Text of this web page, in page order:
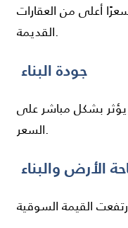
أعلى من العقارات
القديمة.
جودة البناء
بشكل مباشر على
السعر.
الأرض والبناء